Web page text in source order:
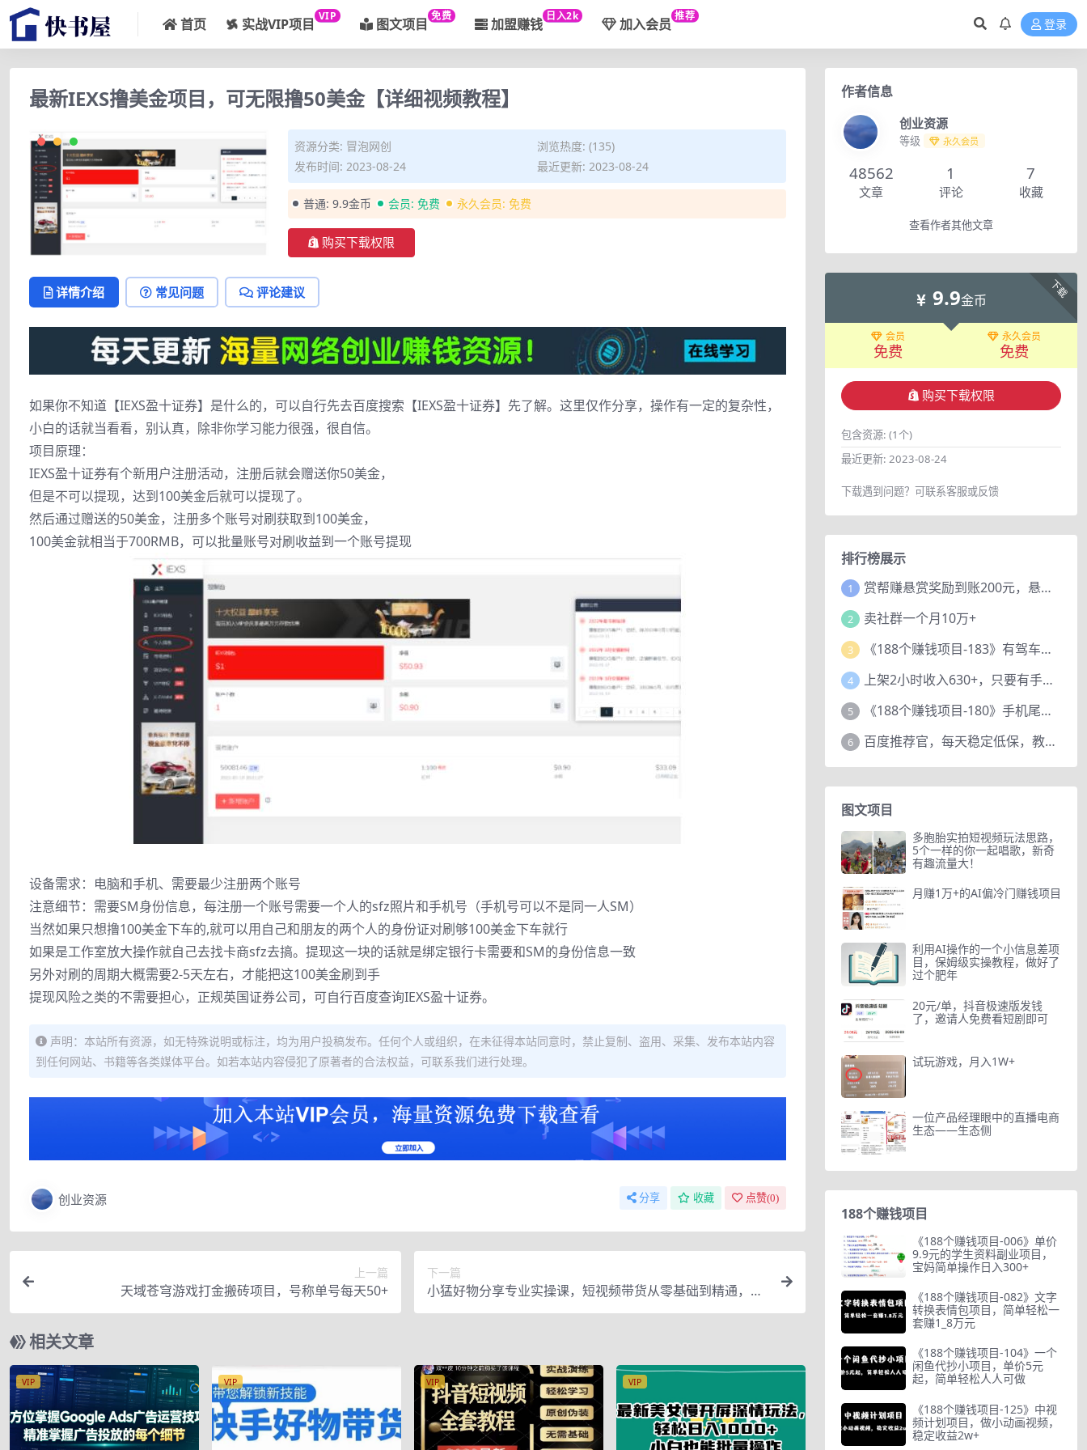
首页 实战VIP项目 VIP 图文项目 免费 加盟赚钱 日入2k 加入会员 推荐
登录
最新IEXS撸美金项目，可无限撸50美金【详细视频教程】
资源分类: 冒泡网创
浏览热度: (135)
发布时间: 2023-08-24
最近更新: 2023-08-24
普通: 9.9金币 会员: 免费 永久会员: 免费
购买下载权限
详情介绍 常见问题 评论建议
如果你不知道【IEXS盈十证券】是什么的，可以自行先去百度搜索【IEXS盈十证券】先了解。这里仅作分享，操作有一定的复杂性，
小白的话就当看看，别认真，除非你学习能力很强，很自信。
项目原理：
IEXS盈十证券有个新用户注册活动，注册后就会赠送你50美金，
但是不可以提现，达到100美金后就可以提现了。
然后通过赠送的50美金，注册多个账号对刷获取到100美金，
100美金就相当于700RMB，可以批量账号对刷收益到一个账号提现
设备需求：电脑和手机、需要最少注册两个账号
注意细节：需要SM身份信息，每注册一个账号需要一个人的sfz照片和手机号（手机号可以不是同一人SM）
当然如果只想撸100美金下车的,就可以用自己和朋友的两个人的身份证对刷够100美金下车就行
如果是工作室放大操作就自己去找卡商sfz去搞。提现这一块的话就是绑定银行卡需要和SM的身份信息一致
另外对刷的周期大概需要2-5天左右，才能把这100美金刷到手
提现风险之类的不需要担心，正规英国证券公司，可自行百度查询IEXS盈十证券。
声明：本站所有资源，如无特殊说明或标注，均为用户投稿发布。任何个人或组织，在未征得本站同意时，禁止复制、盗用、采集、发布本站内容
到任何网站、书籍等各类媒体平台。如若本站内容侵犯了原著者的合法权益，可联系我们进行处理。
创业资源 分享 收藏 点赞(0)
上一篇
天域苍穹游戏打金搬砖项目，号称单号每天50+
下一篇
小猛好物分享专业实操课，短视频带货从零基础到精通，详
细讲解+实操案
相关文章
VIP VIP VIP VIP
作者信息
创业资源
等级 永久会员
48562
文章
1
评论
7
收藏
查看作者其他文章
下载
9.9金币
会员
免费
永久会员
免费
购买下载权限
包含资源: (1个)
最近更新: 2023-08-24
下载遇到问题？可联系客服或反馈
排行榜展示
1 赏帮赚悬赏奖励到账200元，悬赏任务多劳多得，人人可做。
2 卖社群一个月10万+
3 《188个赚钱项目-183》有驾车评项目，动动小手，复制粘贴赚44元！
4 上架2小时收入630+，只要有手就能做的AI搞钱项目，奶奶看完都能学会!
5 《188个赚钱项目-180》手机尾号测试评分项目，短视频直播日赚200+
6 百度推荐官，每天稳定低保，教程赠上
图文项目
多胞胎实拍短视频玩法思路，
5个一样的你一起唱歌，新奇
有趣流量大！
月赚1万+的AI偏冷门赚钱项目
利用AI操作的一个小信息差项
目，保姆级实操教程，做好了
过个肥年
20元/单，抖音极速版发钱
了，邀请人免费看短剧即可
试玩游戏，月入1W+
一位产品经理眼中的直播电商
生态——生态侧
188个赚钱项目
《188个赚钱项目-006》单价
9.9元的学生资料副业项目，
宝妈简单操作日入300+
《188个赚钱项目-082》文字
转换表情包项目，简单轻松一
套赚1_8万元
《188个赚钱项目-104》一个
闲鱼代抄小项目，单价5元
起，简单轻松人人可做
《188个赚钱项目-125》中视
频计划项目，做小动画视频，
稳定收益2w+